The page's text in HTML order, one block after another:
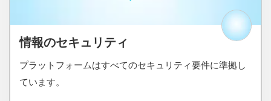
情報のセキュリティ
プラットフォームはすべてのセキュリティ要件に準拠し
ています。